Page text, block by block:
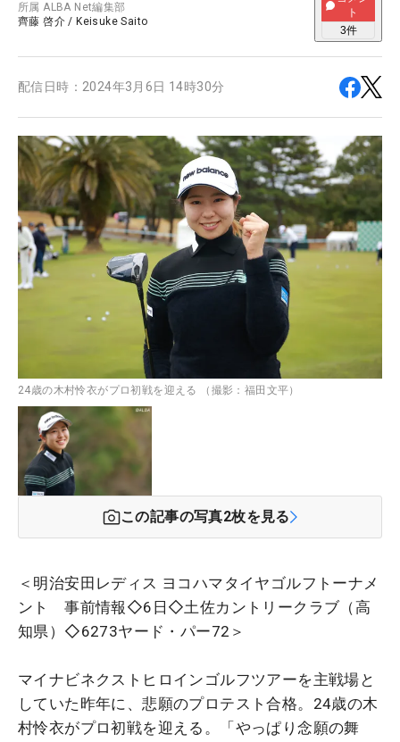
所属ALBA Net編集部
齊藤 啓介 / Keisuke Saito
ト
3件
配信日時： 2024年3月6日 14時30分
24歳の木村怜衣がプロ初戦を迎える （撮影：福田文平）
この記事の写真2枚を見る
＜明治安田レディス ヨコハマタイヤゴルフトーナメ
ント 事前情報◇6日◇土佐カントリークラブ（高
知県）◇6273ヤード・パー72＞
マイナビネクストヒロインゴルフツアーを主戦場と
していた昨年に、悲願のプロテスト合格。24歳の木
村怜衣がプロ初戦を迎える。「やっぱり念願の舞